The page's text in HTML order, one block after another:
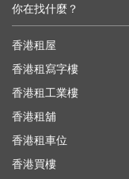
你在找什麼？
香港租屋
香港租寫字樓
香港租工業樓
香港租舖
香港租車位
香港買樓